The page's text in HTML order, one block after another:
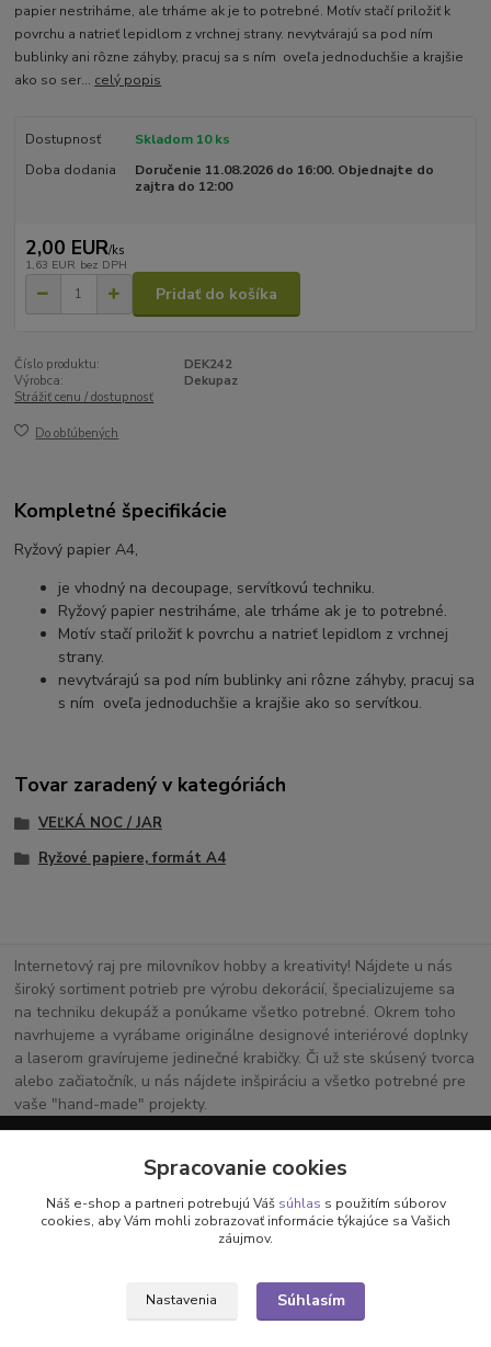
papier nestriháme, ale trháme ak je to potrebné. Motív stačí priložiť k
povrchu a natrieť lepidlom z vrchnej strany. nevytvárajú sa pod ním
bublinky ani rôzne záhyby, pracuj sa s ním oveľa jednoduchšie a krajšie
ako so ser... celý popis
Dostupnosť
Skladom 10 ks
Doba dodania
Doručenie 11.08.2026 do 16:00. Objednajte do
zajtra do 12:00
2,00 EUR/ks
1,63 EUR bez DPH
Pridať do košíka
Číslo produktu:
DEK242
Výrobca:
Dekupaz
Strážiť cenu / dostupnosť
Do obľúbených
Kompletné špecifikácie
Ryžový papier A4,
je vhodný na decoupage, servítkovú techniku.
Ryžový papier nestriháme, ale trháme ak je to potrebné.
Motív stačí priložiť k povrchu a natrieť lepidlom z vrchnej
strany.
nevytvárajú sa pod ním bublinky ani rôzne záhyby, pracuj sa
s ním oveľa jednoduchšie a krajšie ako so servítkou.
Tovar zaradený v kategóriách
VEĽKÁ NOC / JAR
Ryžové papiere, formát A4
Internetový raj pre milovníkov hobby a kreativity! Nájdete u nás
široký sortiment potrieb pre výrobu dekorácií, špecializujeme sa
na techniku dekupáž a ponúkame všetko potrebné. Okrem toho
navrhujeme a vyrábame originálne designové interiérové doplnky
a laserom gravírujeme jedinečné krabičky. Či už ste skúsený tvorca
alebo začiatočník, u nás nájdete inšpiráciu a všetko potrebné pre
vaše "hand-made" projekty.
Vaša kreatívna oáza online!
Všetko pre vaše handmade projekty a originálne dekorácie.
Spracovanie cookies
Náš e-shop a partneri potrebujú Váš súhlas s použitím súborov
cookies, aby Vám mohli zobrazovať informácie týkajúce sa Vašich
záujmov.
Nastavenia Súhlasím